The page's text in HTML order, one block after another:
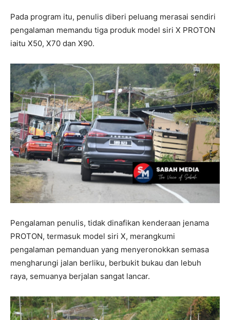
Pada program itu, penulis diberi peluang merasai sendiri
pengalaman memandu tiga produk model siri X PROTON
iaitu X50, X70 dan X90.
Pengalaman penulis, tidak dinafikan kenderaan jenama
PROTON, termasuk model siri X, merangkumi
pengalaman pemanduan yang menyeronokkan semasa
mengharungi jalan berliku, berbukit bukau dan lebuh
raya, semuanya berjalan sangat lancar.